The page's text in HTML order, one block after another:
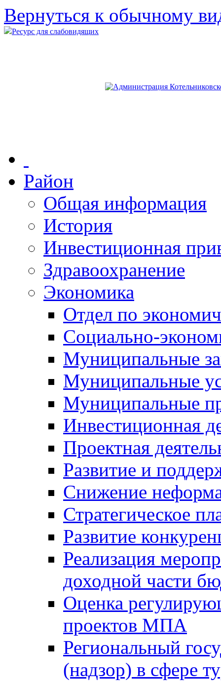
Вернуться к обычному
Ресурс для слабовидящих
Район
Общая информация
История
Инвестиционная
Здравоохранение
Экономика
Отдел по
Социально-
Муниципальные
Муниципальные
Муниципальные
Инвестиционная
Проектная
Развитие и
Снижение
Стратегическое
Развитие
Реализация
доходной части
Оценка
проектов МПА
Региональный
(надзор) в сфере